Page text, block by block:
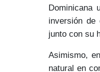
Dominicana
inversión de
junto con su
Asimismo,
naturalen